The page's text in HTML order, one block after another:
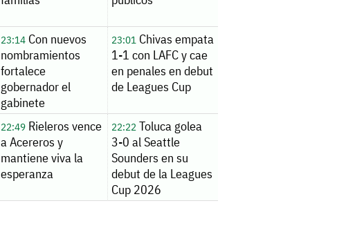
23:14 Con nuevos
nombramientos
fortalece
gobernador el
gabinete
23:01Chivas empata
1-1 con LAFC y cae
en penales en debut
de Leagues Cup
22:49 Rieleros vence
a Acereros y
mantiene viva la
esperanza
22:22Toluca golea
3-0 al Seattle
Sounders en su
debut de la Leagues
Cup 2026